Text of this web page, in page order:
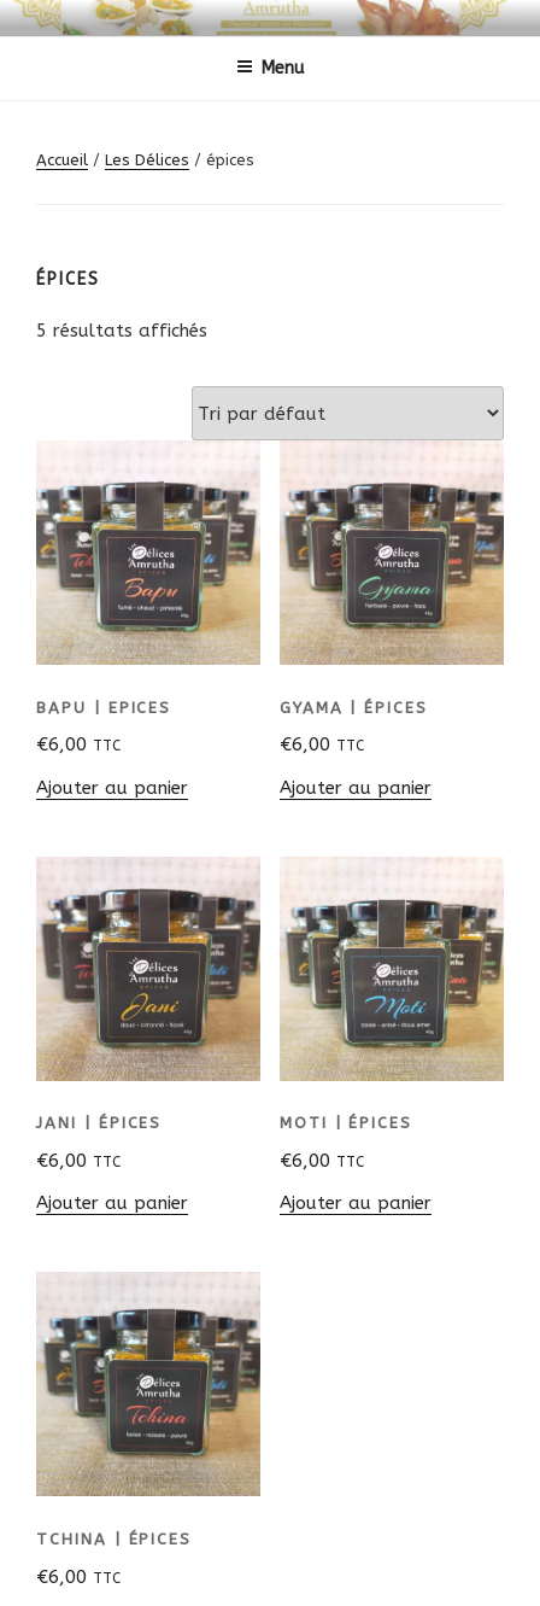
Aller
au
AMRUTHA CUISINE INDIENNE
Traiteur indien
Menu
Accueil / Les Délices / épices
ÉPICES
5 résultats affichés
BAPU | EPICES
€6,00 TTC
Ajouter au panier
GYAMA | ÉPICES
€6,00 TTC
Ajouter au panier
JANI | ÉPICES
€6,00 TTC
Ajouter au panier
MOTI | ÉPICES
€6,00 TTC
Ajouter au panier
TCHINA | ÉPICES
€6,00 TTC